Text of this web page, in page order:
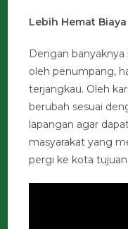
Lebih Hemat Biaya
Dengan
oleh penumpang,
terjangkau. Oleh
berubah sesuai
lapangan agar
masyarakat yang
pergi ke kota tujuan.